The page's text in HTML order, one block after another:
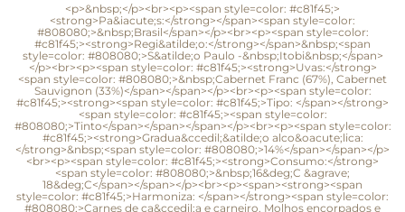
<p>&nbsp;</p><br><p><span style=color: #c81f45;>
<strong>Pa&iacute;s:</strong></span><span style=color:
#808080;>&nbsp;Brasil</span></p><br><p><span style=color:
#c81f45;><strong>Regi&atilde;o:</strong></span>&nbsp;<span
style=color: #808080;>S&atilde;o Paulo -&nbsp;Itobi&nbsp;</span>
</p><br><p><span style=color: #c81f45;><strong>Uvas:</strong>
<span style=color: #808080;>&nbsp;Cabernet Franc (67%), Cabernet
Sauvignon (33%)</span></span></p><br><p><span style=color:
#c81f45;><strong><span style=color: #c81f45;>Tipo: </span></strong>
<span style=color: #c81f45;><span style=color:
#808080;>Tinto</span></span></span></p><br><p><span style=color:
#c81f45;><strong>Gradua&ccedil;&atilde;o alco&oacute;lica:
</strong>&nbsp;<span style=color: #808080;>14%</span></span></p>
<br><p><span style=color: #c81f45;><strong>Consumo:</strong>
<span style=color: #808080;>&nbsp;16&deg;C &agrave;
18&deg;C</span></span></p><br><p><span><strong><span
style=color: #c81f45;>Harmoniza: </span></strong><span style=color:
#808080;>Carnes de ca&ccedil;a e carneiro. Molhos encorpados e